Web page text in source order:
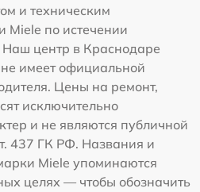
и техническим
Miele по истечении
Наш центр в Краснодаре
имеет официальной
Цены на ремонт,
исключительно
и не являются публичной
437 ГК РФ. Названия и
Miele упоминаются
целях — чтобы обозначить